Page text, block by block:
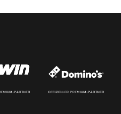
PARTNER OFFIZIELLER PREMIUM-PARTNER